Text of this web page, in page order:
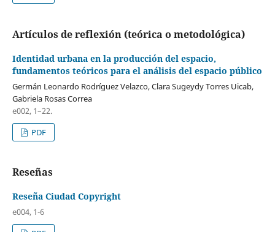
Artículos de reflexión (teórica o metodológica)
Identidad urbana en la producción del espacio,
fundamentos teóricos para el análisis del espacio público
Germán Leonardo Rodríguez Velazco, Clara Sugeydy Torres Uicab,
Gabriela Rosas Correa
e002, 1–22.
PDF
Reseñas
Reseña Ciudad Copyright
e004, 1-6